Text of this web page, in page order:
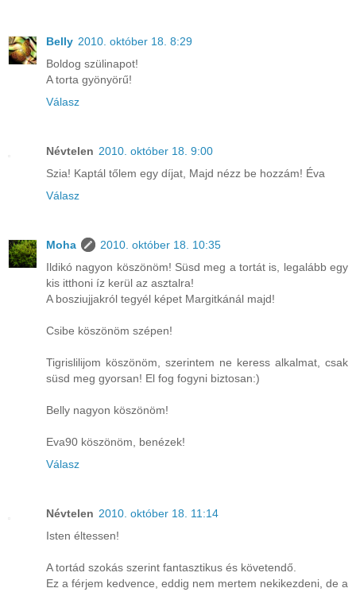
Belly 2010. október 18. 8:29
Boldog szülinapot!
A torta gyönyörű!
Válasz
Névtelen 2010. október 18. 9:00
Szia! Kaptál tőlem egy díjat, Majd nézz be hozzám! Éva
Válasz
Moha
2010. október 18. 10:35
Ildikó nagyon köszönöm! Süsd meg a tortát is, legalább egy
kis itthoni íz kerül az asztalra!
A bosziujjakról tegyél képet Margitkánál majd!
Csibe köszönöm szépen!
Tigrislilijom köszönöm, szerintem ne keress alkalmat, csak
süsd meg gyorsan! El fog fogyni biztosan:)
Belly nagyon köszönöm!
Eva90 köszönöm, benézek!
Válasz
Névtelen 2010. október 18. 11:14
Isten éltessen!
A tortád szokás szerint fantasztikus és követendő.
Ez a férjem kedvence, eddig nem mertem nekikezdeni, de a